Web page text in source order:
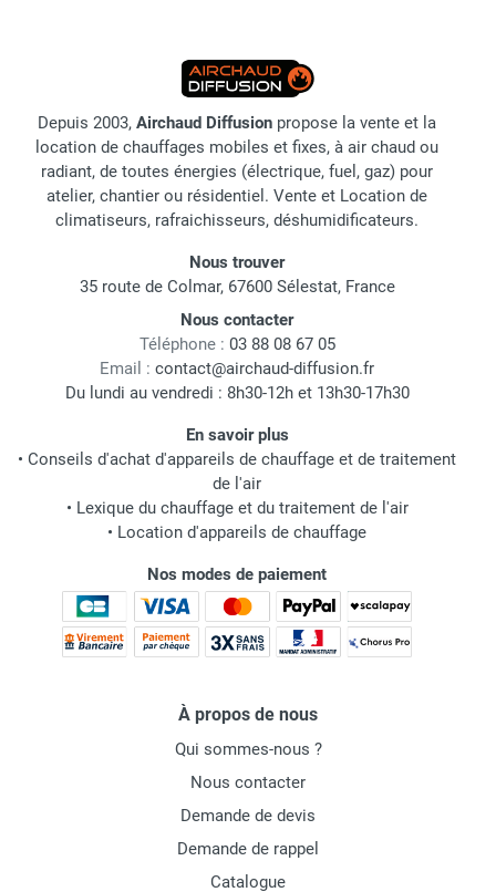
Depuis 2003, Airchaud Diffusion propose la vente et la
location de chauffages mobiles et fixes, à air chaud ou
radiant, de toutes énergies (électrique, fuel, gaz) pour
atelier, chantier ou résidentiel. Vente et Location de
climatiseurs, rafraichisseurs, déshumidificateurs.
Nous trouver
35 route de Colmar, 67600 Sélestat, France
Nous contacter
Téléphone : 03 88 08 67 05
Email : contact@airchaud-diffusion.fr
Du lundi au vendredi : 8h30-12h et 13h30-17h30
En savoir plus
• Conseils d'achat d'appareils de chauffage et de traitement
de l'air
• Lexique du chauffage et du traitement de l'air
• Location d'appareils de chauffage
Nos modes de paiement
À propos de nous
Qui sommes-nous ?
Nous contacter
Demande de devis
Demande de rappel
Catalogue